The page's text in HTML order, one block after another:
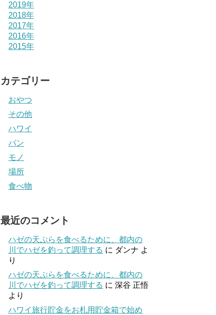
2019年
2018年
2017年
2016年
2015年
カテゴリー
おやつ
その他
ハワイ
パン
モノ
場所
食べ物
最近のコメント
ハゼの天ぷらを食べるために、都内の
川でハゼを釣って調理する に ダンナ よ
り
ハゼの天ぷらを食べるために、都内の
川でハゼを釣って調理する に 深谷 正悟
より
ハワイ旅行貯金をお札用貯金箱で始め